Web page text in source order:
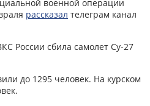
военной операции
рассказал телеграм канал
России сбила самолет Су-27
до 1295 человек. На курском